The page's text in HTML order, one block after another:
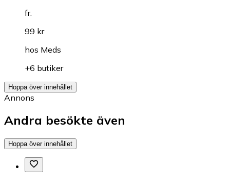
fr.
99 kr
hos Meds
+6 butiker
Hoppa över innehållet
Annons
Andra besökte även
Hoppa över innehållet